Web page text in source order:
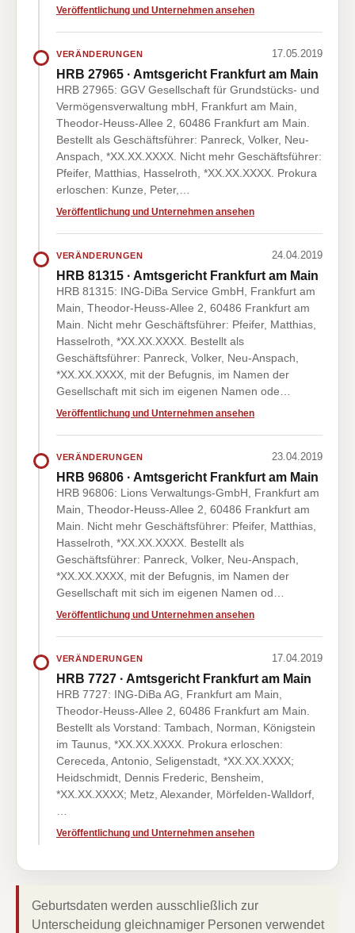
Veröffentlichung und Unternehmen ansehen
VERÄNDERUNGEN 17.05.2019
HRB 27965 · Amtsgericht Frankfurt am Main
HRB 27965: GGV Gesellschaft für Grundstücks- und
Vermögensverwaltung mbH, Frankfurt am Main,
Theodor-Heuss-Allee 2, 60486 Frankfurt am Main.
Bestellt als Geschäftsführer: Panreck, Volker, Neu-
Anspach, *XX.XX.XXXX. Nicht mehr Geschäftsführer:
Pfeifer, Matthias, Hasselroth, *XX.XX.XXXX. Prokura
erloschen: Kunze, Peter,…
Veröffentlichung und Unternehmen ansehen
VERÄNDERUNGEN 24.04.2019
HRB 81315 · Amtsgericht Frankfurt am Main
HRB 81315: ING-DiBa Service GmbH, Frankfurt am
Main, Theodor-Heuss-Allee 2, 60486 Frankfurt am
Main. Nicht mehr Geschäftsführer: Pfeifer, Matthias,
Hasselroth, *XX.XX.XXXX. Bestellt als
Geschäftsführer: Panreck, Volker, Neu-Anspach,
*XX.XX.XXXX, mit der Befugnis, im Namen der
Gesellschaft mit sich im eigenen Namen ode…
Veröffentlichung und Unternehmen ansehen
VERÄNDERUNGEN 23.04.2019
HRB 96806 · Amtsgericht Frankfurt am Main
HRB 96806: Lions Verwaltungs-GmbH, Frankfurt am
Main, Theodor-Heuss-Allee 2, 60486 Frankfurt am
Main. Nicht mehr Geschäftsführer: Pfeifer, Matthias,
Hasselroth, *XX.XX.XXXX. Bestellt als
Geschäftsführer: Panreck, Volker, Neu-Anspach,
*XX.XX.XXXX, mit der Befugnis, im Namen der
Gesellschaft mit sich im eigenen Namen od…
Veröffentlichung und Unternehmen ansehen
VERÄNDERUNGEN 17.04.2019
HRB 7727 · Amtsgericht Frankfurt am Main
HRB 7727: ING-DiBa AG, Frankfurt am Main,
Theodor-Heuss-Allee 2, 60486 Frankfurt am Main.
Bestellt als Vorstand: Tambach, Norman, Königstein
im Taunus, *XX.XX.XXXX. Prokura erloschen:
Cereceda, Antonio, Seligenstadt, *XX.XX.XXXX;
Heidschmidt, Dennis Frederic, Bensheim,
*XX.XX.XXXX; Metz, Alexander, Mörfelden-Walldorf,
Veröffentlichung und Unternehmen ansehen
Geburtsdaten werden ausschließlich zur
Unterscheidung gleichnamiger Personen verwendet